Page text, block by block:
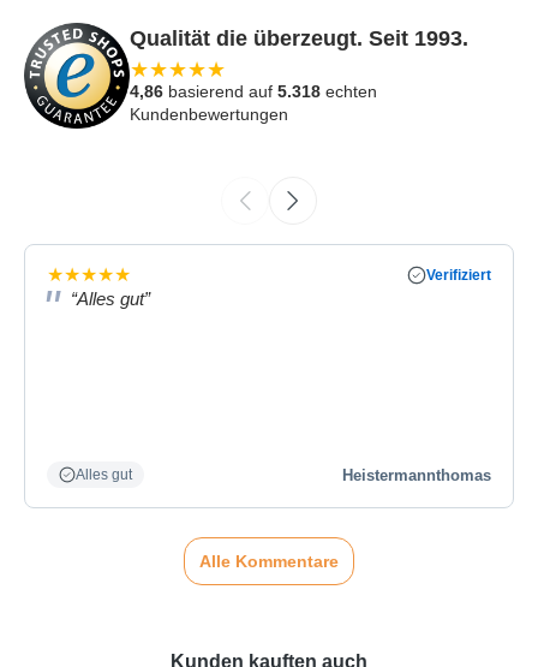
Qualität die überzeugt. Seit 1993.
★★★★★
4,86 basierend auf 5.318 echten
Kundenbewertungen
★★★★★ Verifiziert
“Alles gut”
Alles gut Heistermannthomas
Alle Kommentare
Kunden kauften auch